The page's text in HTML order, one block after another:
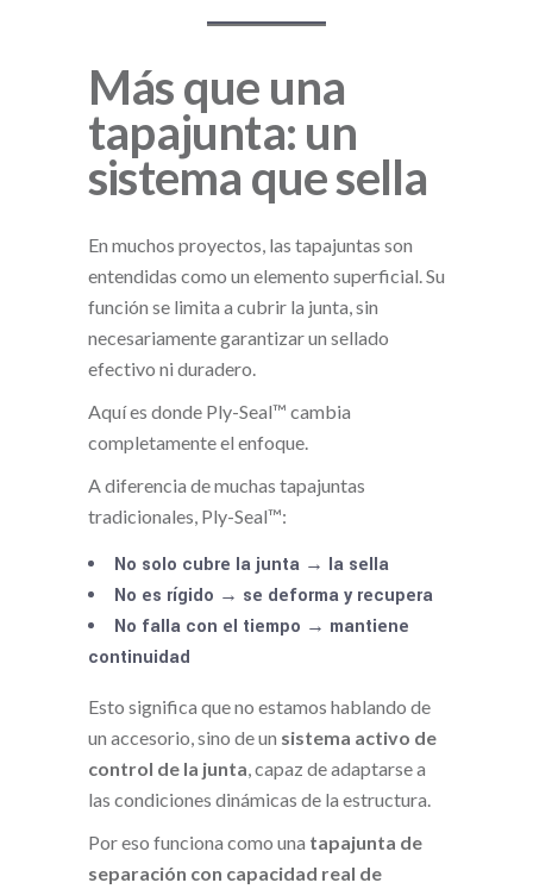
Más que una
tapajunta: un
sistema que sella
En muchos proyectos, las tapajuntas son
entendidas como un elemento superficial. Su
función se limita a cubrir la junta, sin
necesariamente garantizar un sellado
efectivo ni duradero.
Aquí es donde Ply-Seal™ cambia
completamente el enfoque.
A diferencia de muchas tapajuntas
tradicionales, Ply-Seal™:
No solo cubre la junta → la sella
No es rígido → se deforma y recupera
No falla con el tiempo → mantiene
continuidad
Esto significa que no estamos hablando de
un accesorio, sino de un sistema activo de
control de la junta, capaz de adaptarse a
las condiciones dinámicas de la estructura.
Por eso funciona como una tapajunta de
separación con capacidad real de